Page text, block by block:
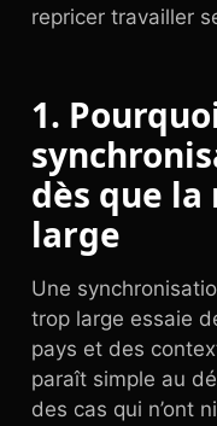
repricer travailler
1.
dès que
large
Une
trop large essaie
pays et des
paraît simple au
des cas qui n’ont